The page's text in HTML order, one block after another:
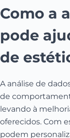
Como a
pode
de
A análise de
de
levando à
oferecidos. Com
podem